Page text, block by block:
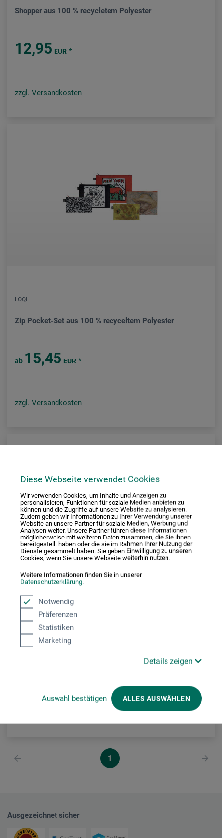
Diese Webseite verwendet Cookies
Wir verwenden Cookies, um Inhalte und Anzeigen zu
personalisieren, Funktionen für soziale Medien anbieten zu
können und die Zugriffe auf unsere Website zu analysieren.
Zudem geben wir Informationen zu Ihrer Verwendung unserer
Website an unsere Partner für soziale Medien, Werbung und
Analysen weiter. Unsere Partner führen diese Informationen
möglicherweise mit weiteren Daten zusammen, die Sie ihnen
bereitgestellt haben oder die sie im Rahmen Ihrer Nutzung der
Dienste gesammelt haben. Sie geben Einwilligung zu unseren
Cookies, wenn Sie unsere Webseite weiterhin nutzen.
Weitere Informationen finden Sie in unserer
Datenschutzerklärung.
Notwendig
Präferenzen
Statistiken
Marketing
Details zeigen
Auswahl bestätigen ALLES AUSWÄHLEN
Shopper aus 100 % recycletem Polyester
12,95 EUR *
zzgl. Versandkosten
LOQI
Zip Pocket-Set aus 100 % recyceltem Polyester
ab 15,45 EUR *
zzgl. Versandkosten
LOQI
Gürteltasche
1
Ausgezeichnet sicher